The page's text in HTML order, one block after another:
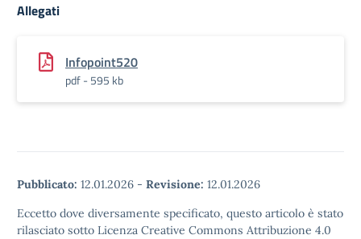
Allegati
Infopoint520
pdf - 595 kb
Pubblicato: 12.01.2026 - Revisione: 12.01.2026
Eccetto dove diversamente specificato, questo articolo è stato
rilasciato sotto Licenza Creative Commons Attribuzione 4.0